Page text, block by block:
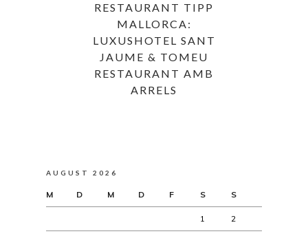
RESTAURANT TIPP
MALLORCA:
LUXUSHOTEL SANT
JAUME & TOMEU
RESTAURANT AMB
ARRELS
AUGUST 2026
M D M D F S S
1 2